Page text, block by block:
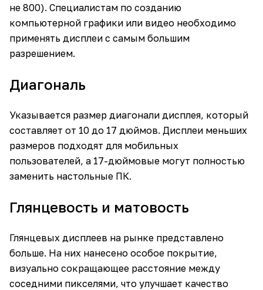
не 800). Специалистам по созданию
компьютерной графики или видео необходимо
применять дисплеи с самым большим
разрешением.
Диагональ
Указывается размер диагонали дисплея, который
составляет от 10 до 17 дюймов. Дисплеи меньших
размеров подходят для мобильных
пользователей, а 17-дюймовые могут полностью
заменить настольные ПК.
Глянцевость и матовость
Глянцевых дисплеев на рынке представлено
больше. На них нанесено особое покрытие,
визуально сокращающее расстояние между
соседними пикселями, что улучшает качество